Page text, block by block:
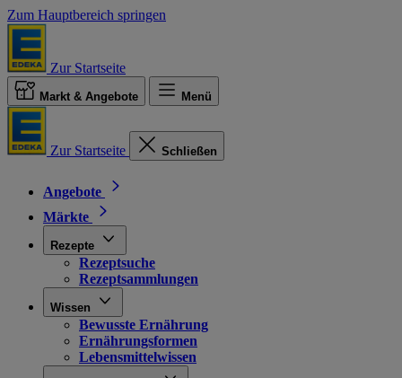
Zum Hauptbereich springen
Zur Startseite
Markt & Angebote Menü
Zur Startseite Schließen
Angebote
Märkte
Rezepte
Rezeptsuche
Rezeptsammlungen
Wissen
Bewusste Ernährung
Ernährungsformen
Lebensmittelwissen